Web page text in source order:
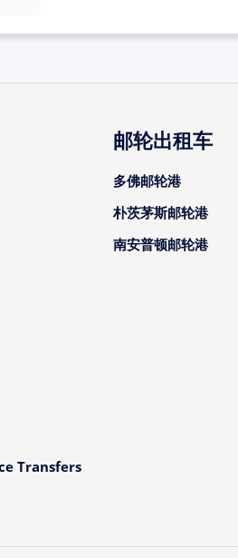
Transfers
邮轮出租车
多佛邮轮港
朴茨茅斯邮轮港
南安普顿邮轮港